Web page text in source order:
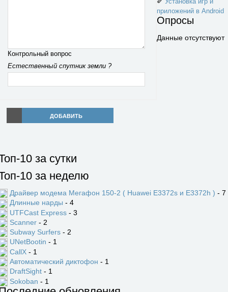
Контрольный вопрос
Естественный спутник земли ?
ДОБАВИТЬ
приложений в Android
Опросы
Данные отсутствуют
10 за сутки
10 за неделю
Драйвер модема Мегафон 150-2 ( Huawei E3372s и E3372h ) - 7
Длинные нарды - 4
UTFCast Express - 3
Scanner - 2
Subway Surfers - 2
UNetBootin - 1
CallX - 1
Автоматический диктофон - 1
DraftSight - 1
Sokoban - 1